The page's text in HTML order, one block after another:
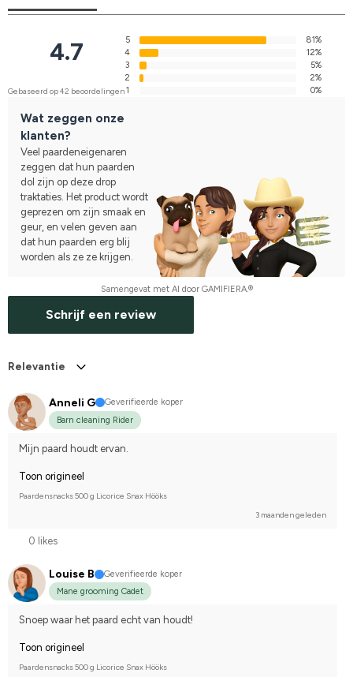
4.7
Gebaseerd op 42 beoordelingen
5
81%
4
12%
3
5%
2
2%
1
0%
Wat zeggen onze
klanten?
Veel paardeneigenaren
zeggen dat hun paarden
dol zijn op deze drop
traktaties. Het product wordt
geprezen om zijn smaak en
geur, en velen geven aan
dat hun paarden erg blij
worden als ze ze krijgen.
Samengevat met AI door GAMIFIERA.®
Schrijf een review
Relevantie
Anneli G
Geverifieerde koper
Barn cleaning Rider
Mijn paard houdt ervan.
Toon origineel
Paardensnacks 500 g Licorice Snax Hööks
3 maanden geleden
0 likes
Louise B
Geverifieerde koper
Mane grooming Cadet
Snoep waar het paard echt van houdt!
Toon origineel
Paardensnacks 500 g Licorice Snax Hööks